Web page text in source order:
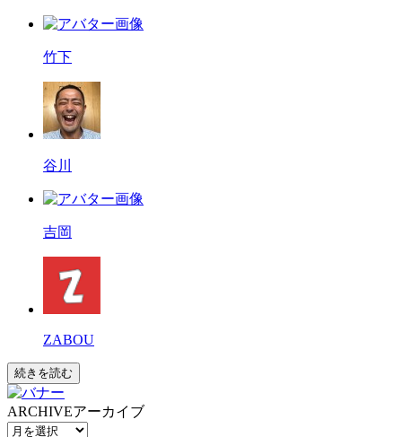
竹下
谷川
吉岡
ZABOU
続きを読む
ARCHIVEアーカイブ